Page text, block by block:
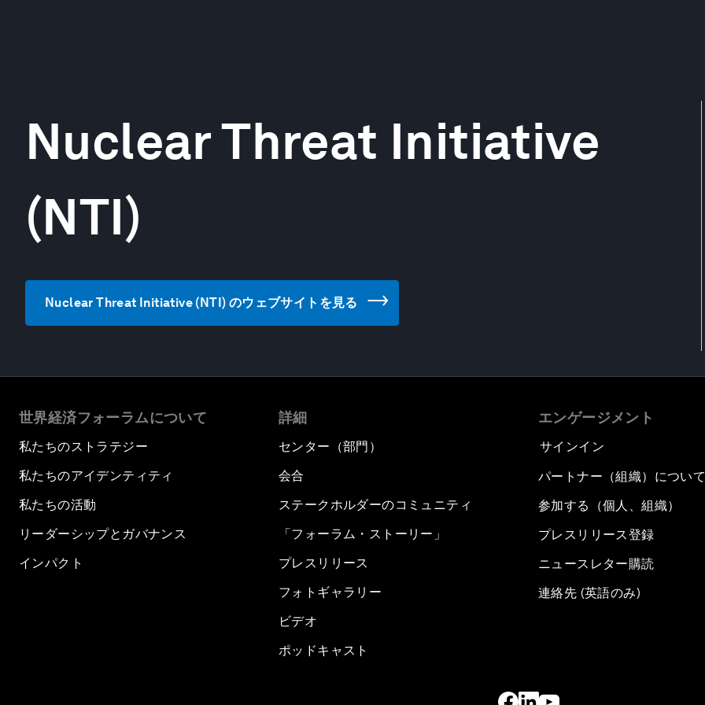
Nuclear Threat Initiative
(NTI)
Nuclear Threat Initiative (NTI) のウェブサイトを見る
世界経済フォーラムについて
私たちのストラテジー
私たちのアイデンティティ
私たちの活動
リーダーシップとガバナンス
インパクト
詳細
センター（部門）
会合
ステークホルダーのコミュニティ
「フォーラム・ストーリー」
プレスリリース
フォトギャラリー
ビデオ
ポッドキャスト
エンゲージメント
サインイン
パートナー（組織）について
参加する（個人、組織）
プレスリリース登録
ニュースレター購読
連絡先 (英語のみ)